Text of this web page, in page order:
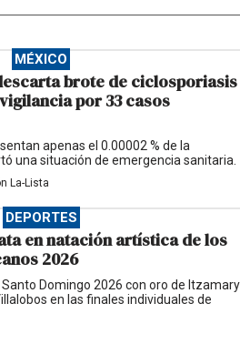
MÉXICO
brote de ciclosporiasis
por 33 casos
apenas el 0.00002 % de la
una situación de emergencia sanitaria.
La-Lista
DEPORTES
en natación artística de los
2026
Domingo 2026 con oro de Itzamary
en las finales individuales de